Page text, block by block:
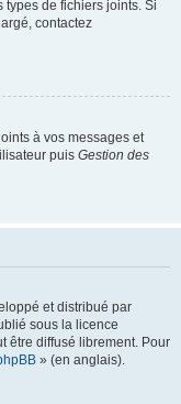
types de fichiers joints. Si
contactez
à vos messages et
puis Gestion des
et distribué par
sous la licence
être diffusé librement. Pour
» (en anglais).